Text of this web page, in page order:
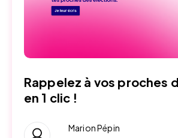
Rappelez à vos proches
en 1 clic !
Marion Pépin